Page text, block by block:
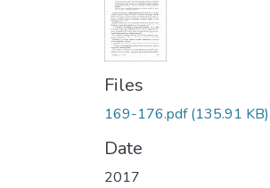
Files
169-176.pdf(135.91 KB)
Date
2017